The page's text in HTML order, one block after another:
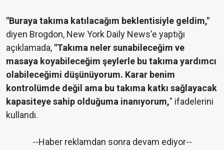
"Buraya takıma katılacağım beklentisiyle geldim,"
diyen Brogdon, New York Daily News'e yaptığı
açıklamada, "Takıma neler sunabileceğim ve
masaya koyabileceğim şeylerle bu takıma yardımcı
olabileceğimi düşünüyorum. Karar benim
kontrolümde değil ama bu takıma katkı sağlayacak
kapasiteye sahip olduğuma inanıyorum," ifadelerini
kullandı.
--Haber reklamdan sonra devam ediyor--